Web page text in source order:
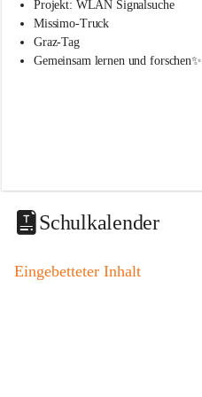
s
s
c
i
t
a
o
Projekt: WLAN Signalsuche
Missimo-Truck
Graz-Tag
Gemeinsam lernen und forschen✨
Schulkalender
Eingebetteter Inhalt